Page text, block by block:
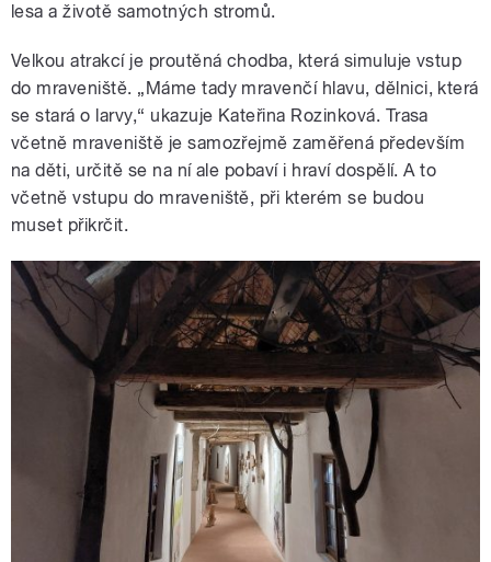
lesa a životě samotných stromů.
Velkou atrakcí je proutěná chodba, která simuluje vstup
do mraveniště. „Máme tady mravenčí hlavu, dělnici, která
se stará o larvy,“ ukazuje Kateřina Rozinková. Trasa
včetně mraveniště je samozřejmě zaměřená především
na děti, určitě se na ní ale pobaví i hraví dospělí. A to
včetně vstupu do mraveniště, při kterém se budou
muset přikrčit.